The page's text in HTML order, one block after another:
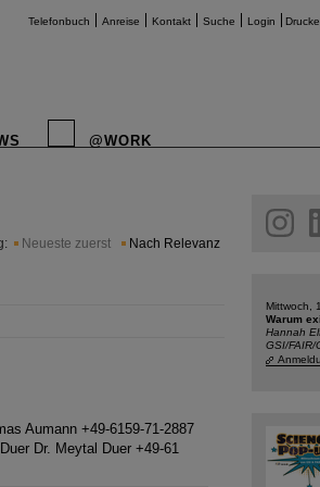
Telefonbuch Anreise Kontakt Suche Login
@WORK
Neueste zuerst Nach Relevanz
Aumann +49-6159-71-2887
Dr. Meytal Duer +49-61
facebook
Mittwoch,
Warum
Hannah
GSI/FAIR/